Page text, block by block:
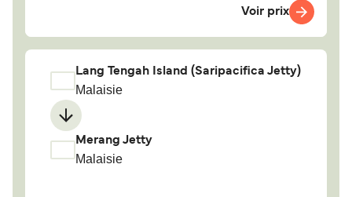
Voir prix
Lang Tengah Island (Saripacifica Jetty)
Malaisie
Merang Jetty
Malaisie